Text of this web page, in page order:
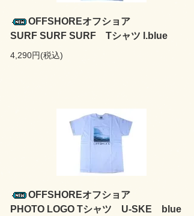
OFFSHOREオフショア
SURF SURF SURF Tシャツ l.blue
4,290円(税込)
OFFSHOREオフショア
PHOTO LOGO Tシャツ U-SKE blue